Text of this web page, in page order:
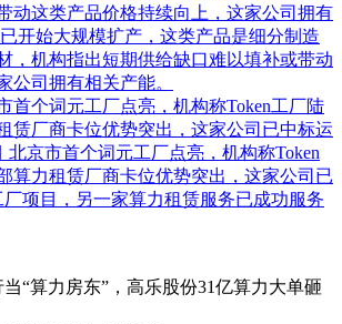
动这类产品价格持续向上，这家公司拥有
开始大规模扩产，这类产品是细分制造
，机构指出短期供给缺口难以填补或带动
公司拥有相关产能。
首个词元工厂点亮，机构称Token工厂陆
赁厂商卡位优势突出，这家公司已中标运
北京市首个词元工厂点亮，机构称Token
算力租赁厂商卡位优势突出，这家公司已
厂项目，另一家算力租赁服务已成功服务
“算力房东”，高乐股份31亿算力大单砸